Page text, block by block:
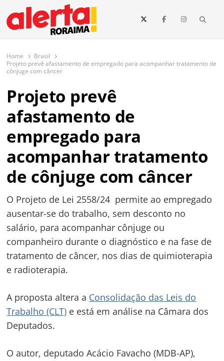
conteúdo
O maior portal de notícias de Roraima
O Alerta Roraima é seu portal de notícias completo sobre política,
e todo o estado de Roraima. Fique sempre informado com
atualizações em tempo real!
Home
Brasil
Projeto prevê afastamento de empregado para acompanhar tratamento de
cônjuge com câncer
Projeto prevê
afastamento de
empregado para
acompanhar tratamento
de cônjuge com câncer
O Projeto de Lei 2558/24 permite ao empregado
ausentar-se do trabalho, sem desconto no
salário, para acompanhar cônjuge ou
companheiro durante o diagnóstico e na fase de
tratamento de câncer, nos dias de quimioterapia
e radioterapia.
A proposta altera a Consolidação das Leis do
Trabalho (CLT) e está em análise na Câmara dos
Deputados.
O autor, deputado Acácio Favacho (MDB-AP),